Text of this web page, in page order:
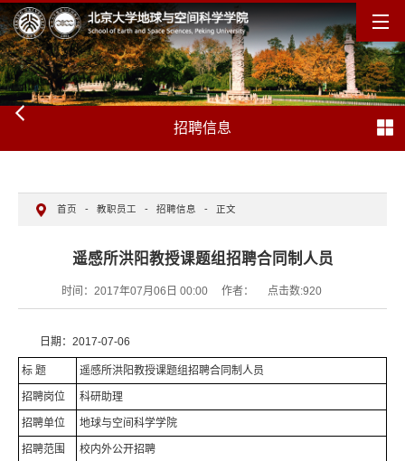
招聘信息
首页 - 教职员工 - 招聘信息 - 正文
遥感所洪阳教授课题组招聘合同制人员
时间：2017年07月06日 00:00 作者： 点击数:920
日期：2017-07-06
标 题 遥感所洪阳教授课题组招聘合同制人员
招聘岗位 科研助理
招聘单位 地球与空间科学学院
招聘范围 校内外公开招聘